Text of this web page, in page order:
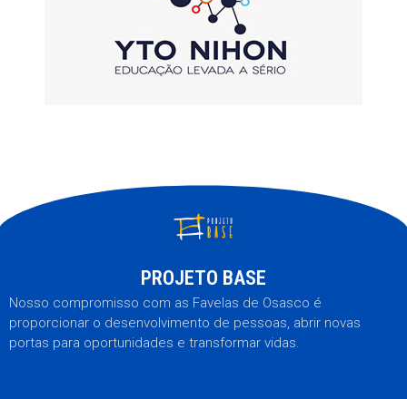
PROJETO BASE
Nosso compromisso com as Favelas de Osasco é
proporcionar o desenvolvimento de pessoas, abrir novas
portas para oportunidades e transformar vidas.